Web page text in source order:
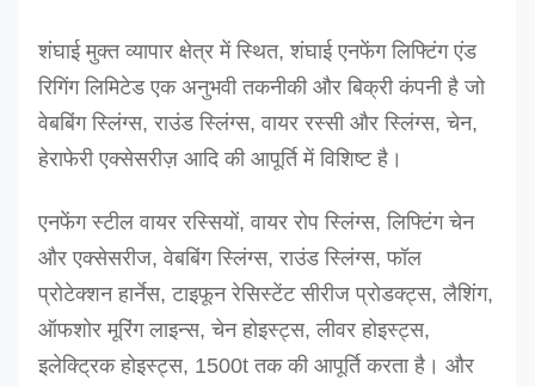
शंघाई मुक्त व्यापार क्षेत्र में स्थित, शंघाई एनफेंग लिफ्टिंग एंड
रिगिंग लिमिटेड एक अनुभवी तकनीकी और बिक्री कंपनी है जो
वेबबिंग स्लिंग्स, राउंड स्लिंग्स, वायर रस्सी और स्लिंग्स, चेन,
हेराफेरी एक्सेसरीज़ आदि की आपूर्ति में विशिष्ट है।
एनफेंग स्टील वायर रस्सियों, वायर रोप स्लिंग्स, लिफ्टिंग चेन
और एक्सेसरीज, वेबबिंग स्लिंग्स, राउंड स्लिंग्स, फॉल
प्रोटेक्शन हार्नेस, टाइफून रेसिस्टेंट सीरीज प्रोडक्ट्स, लैशिंग,
ऑफशोर मूरिंग लाइन्स, चेन होइस्ट्स, लीवर होइस्ट्स,
इलेक्ट्रिक होइस्ट्स, 1500t तक की आपूर्ति करता है। और